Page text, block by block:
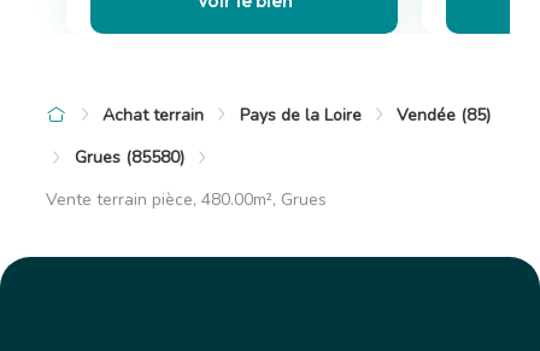
Achat terrain Pays de la Loire
Vendée (85)
Grues (85580)
Vente terrain pièce, 480.00m², Grues